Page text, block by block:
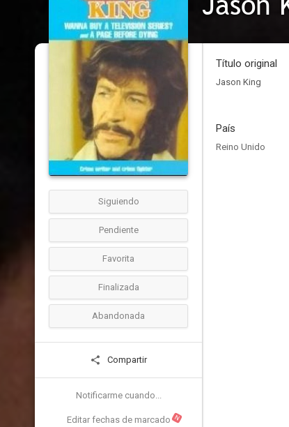
Siguiendo
Pendiente
Favorita
Finalizada
Abandonada
Compartir
Notificarme cuando...
Editar fechas de marcado N
Título original
Jason King
País
Reino Unido